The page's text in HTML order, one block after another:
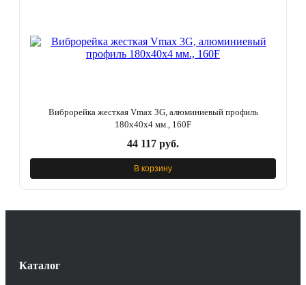
Виброрейка жесткая Vmax 3G, алюминиевый профиль
180x40x4 мм., 160F
44 117 руб.
В корзину
Каталог